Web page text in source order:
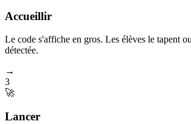
Accueillir
Le code s'affiche en gros. Les élèves le tapent
détectée.
→
3
🚀
Lancer